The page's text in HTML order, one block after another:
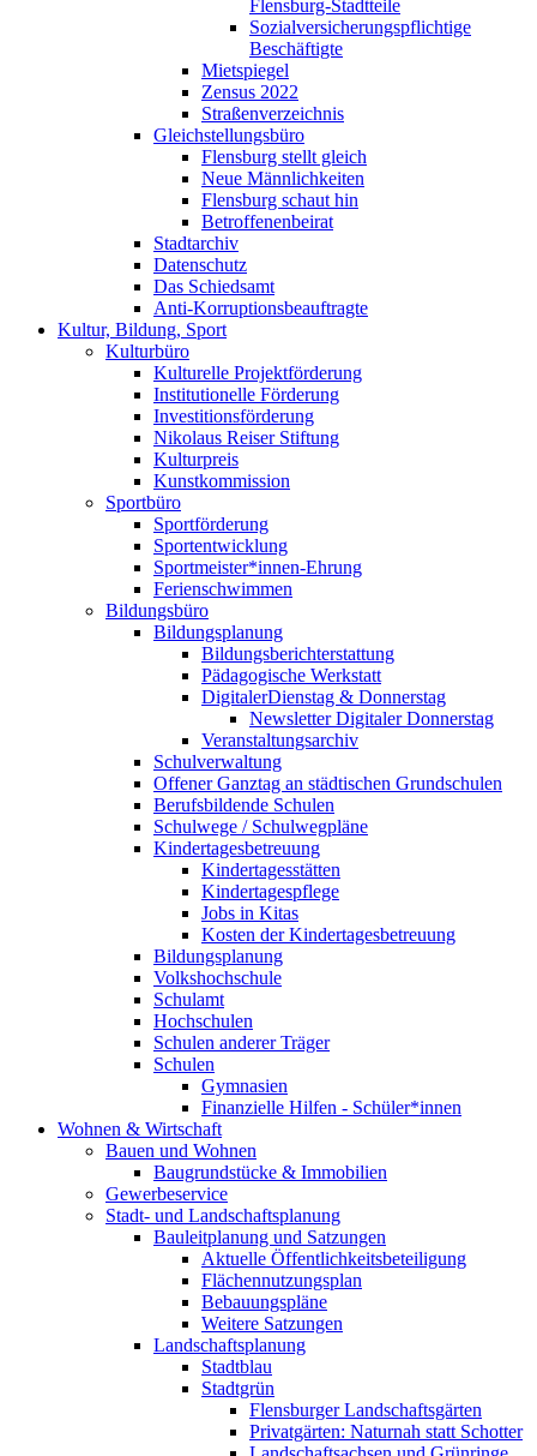
Flensburg-Stadtteile
Sozialversicherungspflichtige
Beschäftigte
Mietspiegel
Zensus 2022
Straßenverzeichnis
Gleichstellungsbüro
Flensburg stellt gleich
Neue Männlichkeiten
Flensburg schaut hin
Betroffenenbeirat
Stadtarchiv
Datenschutz
Das Schiedsamt
Anti-Korruptionsbeauftragte
Kultur, Bildung, Sport
Kulturbüro
Kulturelle Projektförderung
Institutionelle Förderung
Investitionsförderung
Nikolaus Reiser Stiftung
Kulturpreis
Kunstkommission
Sportbüro
Sportförderung
Sportentwicklung
Sportmeister*innen-Ehrung
Ferienschwimmen
Bildungsbüro
Bildungsplanung
Bildungsberichterstattung
Pädagogische Werkstatt
DigitalerDienstag & Donnerstag
Newsletter Digitaler Donnerstag
Veranstaltungsarchiv
Schulverwaltung
Offener Ganztag an städtischen Grundschulen
Berufsbildende Schulen
Schulwege / Schulwegpläne
Kindertagesbetreuung
Kindertagesstätten
Kindertagespflege
Jobs in Kitas
Kosten der Kindertagesbetreuung
Bildungsplanung
Volkshochschule
Schulamt
Hochschulen
Schulen anderer Träger
Schulen
Gymnasien
Finanzielle Hilfen - Schüler*innen
Wohnen & Wirtschaft
Bauen und Wohnen
Baugrundstücke & Immobilien
Gewerbeservice
Stadt- und Landschaftsplanung
Bauleitplanung und Satzungen
Aktuelle Öffentlichkeitsbeteiligung
Flächennutzungsplan
Bebauungspläne
Weitere Satzungen
Landschaftsplanung
Stadtblau
Stadtgrün
Flensburger Landschaftsgärten
Privatgärten: Naturnah statt Schotter